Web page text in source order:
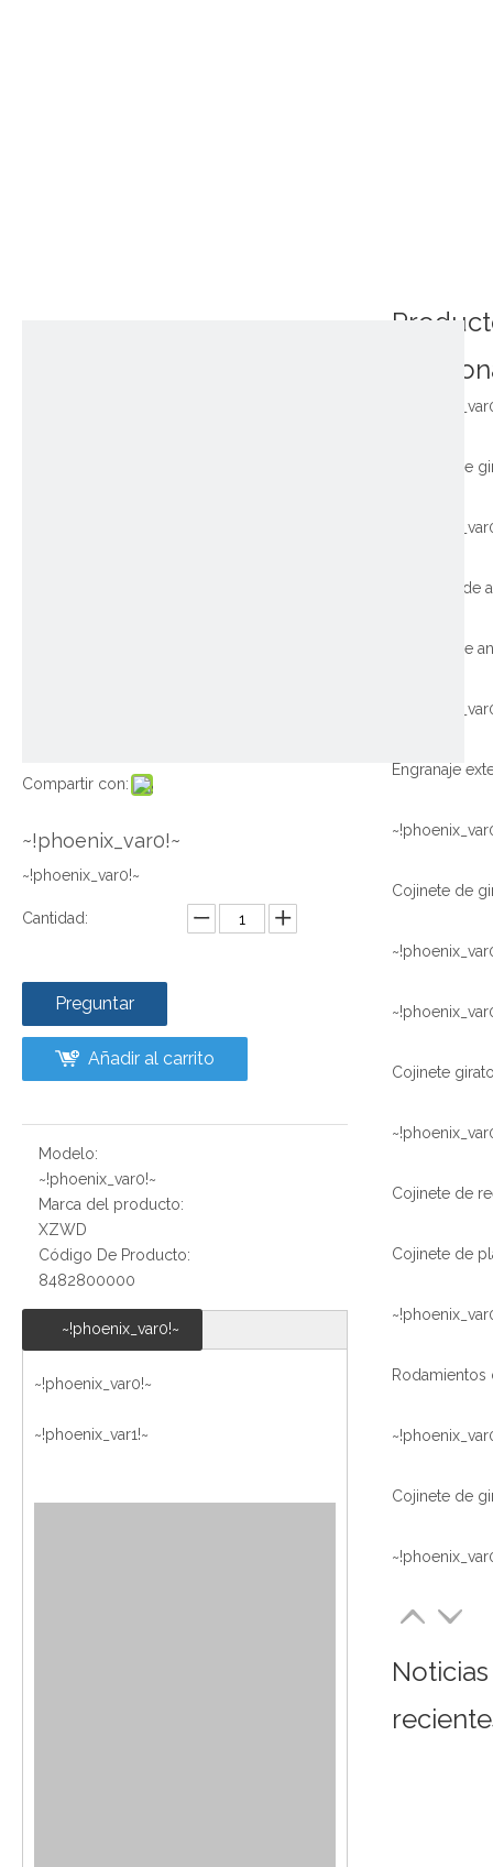
Compartir con:
~!phoenix_var0!~
~!phoenix_var0!~
Cantidad:
Preguntar
Añadir al carrito
Modelo:
~!phoenix_var0!~
Marca del producto:
XZWD
Código De Producto:
8482800000
~!phoenix_var0!~
~!phoenix_var0!~
~!phoenix_var1!~
Noticias